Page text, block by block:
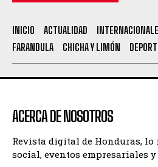
INICIO ACTUALIDAD
FARANDULA
CHICHA Y LIMÓN
ACERCA DE NOSOTROS
Revista digital de Honduras, lo
social, eventos empresariales